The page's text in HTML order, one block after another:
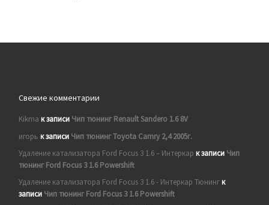
Свежие комментарии
Kikma к записи Чип тюнинг Renault Sandero 1.6 8V
игорь к записи Чип тюнинг Toyota Camry 2,4 2005г.
Удаление катализатора Ford Focus 3 1.6 – Интеркар к записи Чип
тюнинг Ford Focus 3 1.6 Powershift
Удаление катализатора Ford Focus 3 1.6 - Интеркар Тюнингк
записи Чип тюнинг Ford Focus 3 1.6 Powershift